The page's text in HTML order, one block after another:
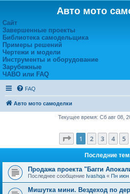
Авто мото
Сайт
Завершенные проекты
Библиотека самодельщика
Примеры решений
Чертежи и модели
Инструменты и оборудование
Зарубежные
ЧАВО или FAQ
FAQ
Авто мото самоделки
Текущее время: Сб авг 08,
Страница из 10
1 2 3 4 5
Последние
Продажа проекта "Багги
Последнее сообщение Ivashqa « Пн июн
Мишутка мини. Вездеход по